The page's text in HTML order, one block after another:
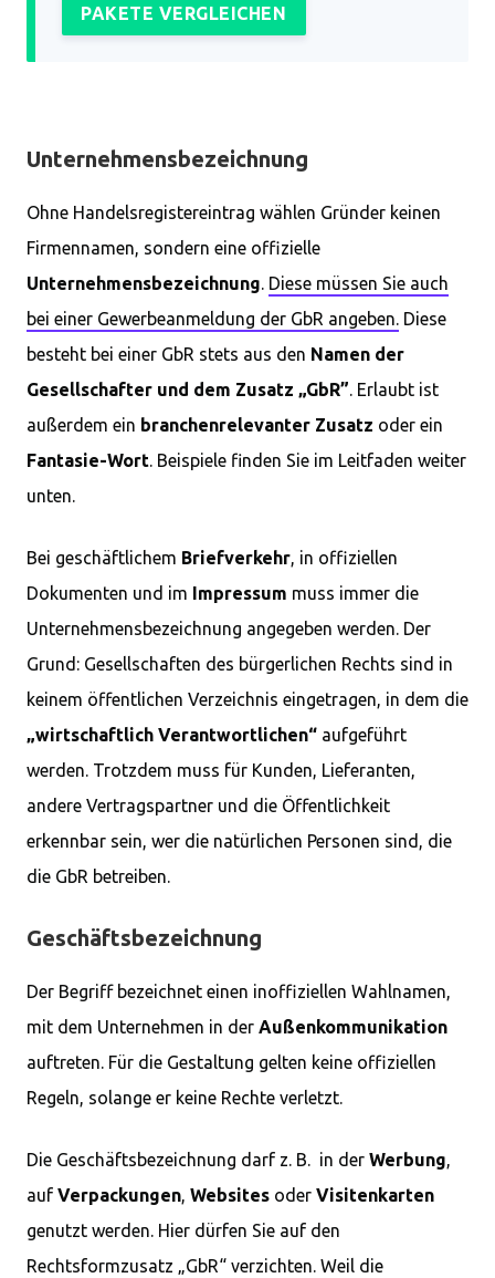
PAKETE VERGLEICHEN
Unternehmensbezeichnung
Ohne Handelsregistereintrag wählen Gründer keinen
Firmennamen, sondern eine offizielle
Unternehmensbezeichnung. Diese müssen Sie auch
bei einer Gewerbeanmeldung der GbR angeben. Diese
besteht bei einer GbR stets aus den Namen der
Gesellschafter und dem Zusatz „GbR”. Erlaubt ist
außerdem ein branchenrelevanter Zusatz oder ein
Fantasie-Wort. Beispiele finden Sie im Leitfaden weiter
unten.
Bei geschäftlichem Briefverkehr, in offiziellen
Dokumenten und im
Impressum muss immer die
Unternehmensbezeichnung angegeben werden. Der
Grund: Gesellschaften des bürgerlichen Rechts sind in
keinem öffentlichen Verzeichnis eingetragen, in dem die
„wirtschaftlich Verantwortlichen“ aufgeführt
werden. Trotzdem muss für Kunden, Lieferanten,
andere Vertragspartner und die Öffentlichkeit
erkennbar sein, wer die natürlichen Personen sind, die
die GbR betreiben.
Geschäftsbezeichnung
Der Begriff bezeichnet einen inoffiziellen Wahlnamen,
mit dem Unternehmen in der Außenkommunikation
auftreten. Für die Gestaltung gelten keine offiziellen
Regeln, solange er keine Rechte verletzt.
Die Geschäftsbezeichnung darf z. B. in der Werbung,
auf Verpackungen, Websites oder Visitenkarten
genutzt werden. Hier dürfen Sie auf den
Rechtsformzusatz „GbR“ verzichten. Weil die